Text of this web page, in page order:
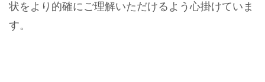
状をより的確にご理解いただけるよう心掛けていま
す。